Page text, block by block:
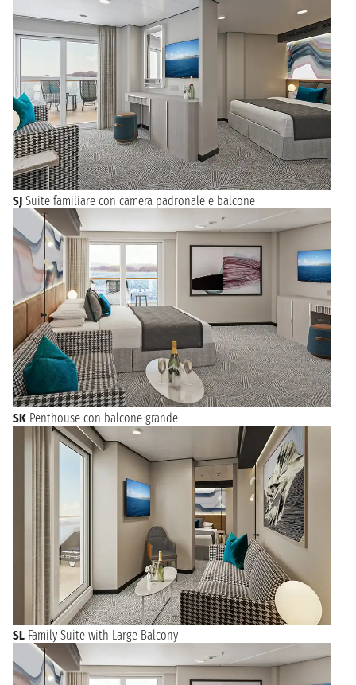
SJ Suite familiare con camera padronale e balcone
SK Penthouse con balcone grande
SL Family Suite with Large Balcony